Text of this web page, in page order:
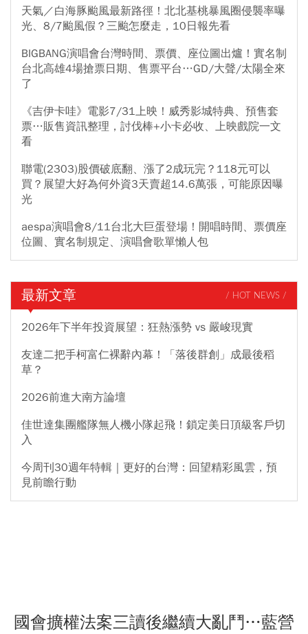
天氣／白海豚颱風最新路徑！北北基桃暴風圈侵襲率曝
光、8/7颱風假？三颱怎麼走，10日報先看
BIGBANG演唱會台灣時間、票價、座位圖出爐！實名制
台北高雄4場搶票日期、售票平台…GD/大聲/太陽全來
了
《吉伊卡哇》電影7/31上映！威秀影城特典、預售套
票…販售資訊整理，討伐棒+小卡必收、上映戲院一文
看
聯電(2303)股價破底翻、漲了2成玩完？118元可以
買？展望大好為何外資3天賣超14.6萬張，可能原因曝
光
aespa演唱會8/11台北大巨蛋登場！開唱時間、票價座
位圖、實名制規定、演唱會歌單懶人包
最新文章 / HOT NEWS /
2026年下半年投資展望：狂熱漲勢 vs 嚴峻現實
友達二把手柯富仁裸辭內幕！「落後群創」成最後稻
草？
2026前進大南方論壇
佳世達集團艦隊無人機小隊起飛！鎖定美日頂級客戶切
入
今周刊30週年特輯｜更好的台灣：回望精彩風雲，預
見前瞻行動
國會擴權法案三讀後繼續大亂鬥…藍營